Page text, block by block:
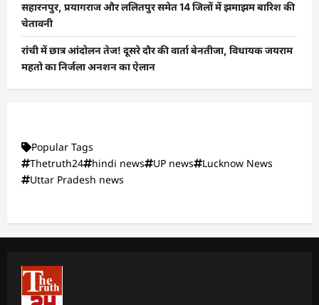
सहारनपुर, प्रयागराज और ललितपुर समेत 14 जिलों में झमाझम बारिश की
चेतावनी
रांची में छात्र आंदोलन तेज! दूसरे दौर की वार्ता बेनतीजा, विधायक जयराम
महतो का निर्जला अनशन का ऐलान
Popular Tags
Thetruth24
hindi news UP news
Lucknow News
Uttar Pradesh news